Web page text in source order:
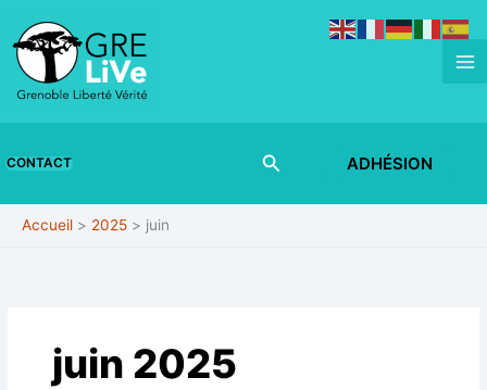
contenu
CONTACT RechercherADHÉSION
Accueil 2025 juin
juin 2025